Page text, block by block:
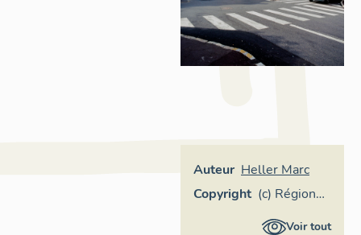
Auteur Heller Marc
Copyright (c) Région
Provence-Voir tout